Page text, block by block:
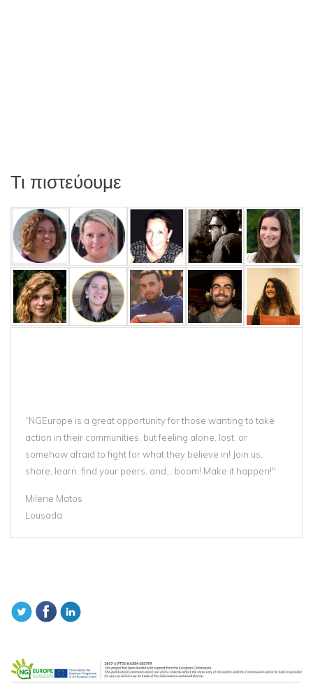
Τι πιστεύουμε
“NGEurope is a great opportunity for those wanting to take
action in their communities, but feeling alone, lost, or
somehow afraid to fight for what they believe in! Join us,
share, learn, find your peers, and… boom! Make it happen!"
Milene Matos
Lousada